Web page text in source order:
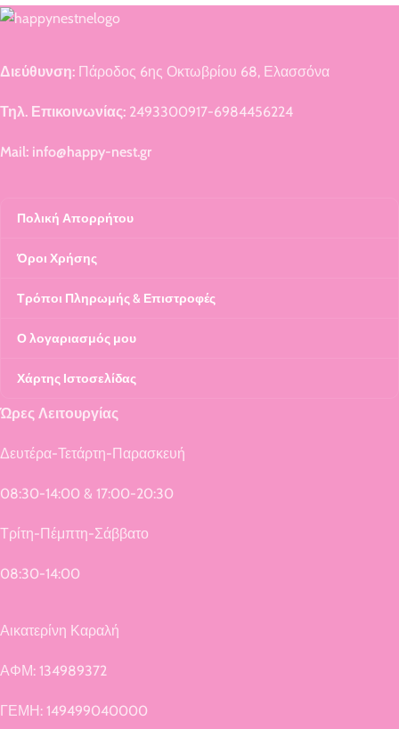
Διεύθυνση: Πάροδος 6ης Οκτωβρίου 68, Ελασσόνα
Τηλ. Επικοινωνίας: 2493300917-6984456224
Mail: info@happy-nest.gr
Πολική Απορρήτου
Όροι Χρήσης
Τρόποι Πληρωμής & Επιστροφές
Ο λογαριασμός μου
Χάρτης Ιστοσελίδας
Ώρες Λειτουργίας
Δευτέρα-Τετάρτη-Παρασκευή
08:30-14:00 & 17:00-20:30
Τρίτη-Πέμπτη-Σάββατο
08:30-14:00
Αικατερίνη Καραλή
ΑΦΜ: 134989372
ΓΕΜΗ: 149499040000